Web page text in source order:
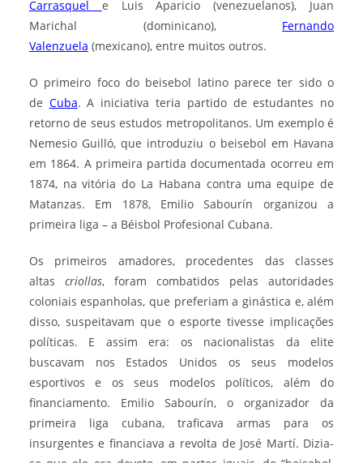
Carrasquel e Luis Aparicio (venezuelanos), Juan
Marichal (dominicano), Fernando
Valenzuela (mexicano), entre muitos outros.
O primeiro foco do beisebol latino parece ter sido o
de Cuba. A iniciativa teria partido de estudantes no
retorno de seus estudos metropolitanos. Um exemplo é
Nemesio Guilló, que introduziu o beisebol em Havana
em 1864. A primeira partida documentada ocorreu em
1874, na vitória do La Habana contra uma equipe de
Matanzas. Em 1878, Emilio Sabourín organizou a
primeira liga – a Béisbol Profesional Cubana.
Os primeiros amadores, procedentes das classes
altas criollas, foram combatidos pelas autoridades
coloniais espanholas, que preferiam a ginástica e, além
disso, suspeitavam que o esporte tivesse implicações
políticas. E assim era: os nacionalistas da elite
buscavam nos Estados Unidos os seus modelos
esportivos e os seus modelos políticos, além do
financiamento. Emilio Sabourín, o organizador da
primeira liga cubana, traficava armas para os
insurgentes e financiava a revolta de José Martí. Dizia-